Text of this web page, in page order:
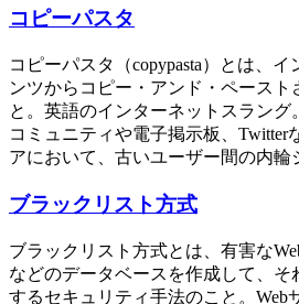
コピーパスタ
コピーパスタ（copypasta）とは、
ンツからコピー・アンド・ペースト
と。英語のインターネットスラング
コミュニティや電子掲示板、Twitter
アにおいて、古いユーザー間の内
ブラックリスト方式
ブラックリスト方式とは、有害な
などのデータベースを作成して、そ
するセキュリティ手法のこと。Web